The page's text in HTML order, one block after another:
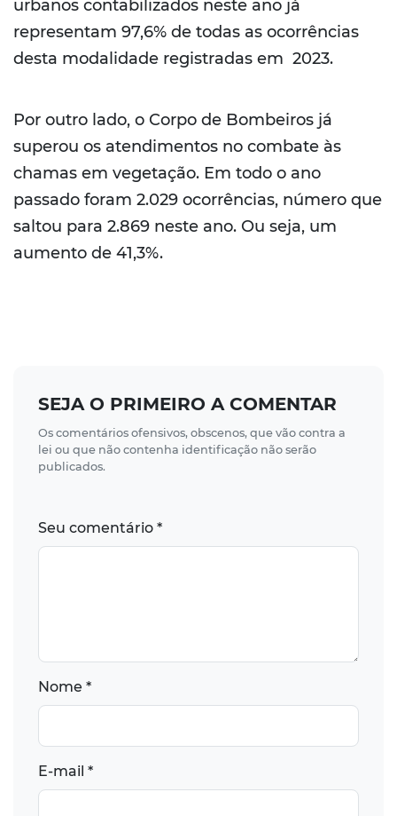
urbanos contabilizados neste ano já
representam 97,6% de todas as ocorrências
desta modalidade registradas em 2023.
Por outro lado, o Corpo de Bombeiros já
superou os atendimentos no combate às
chamas em vegetação. Em todo o ano
passado foram 2.029 ocorrências, número que
saltou para 2.869 neste ano. Ou seja, um
aumento de 41,3%.
SEJA O PRIMEIRO A COMENTAR
Os comentários ofensivos, obscenos, que vão contra a
lei ou que não contenha identificação não serão
publicados.
Seu comentário *
Nome *
E-mail *